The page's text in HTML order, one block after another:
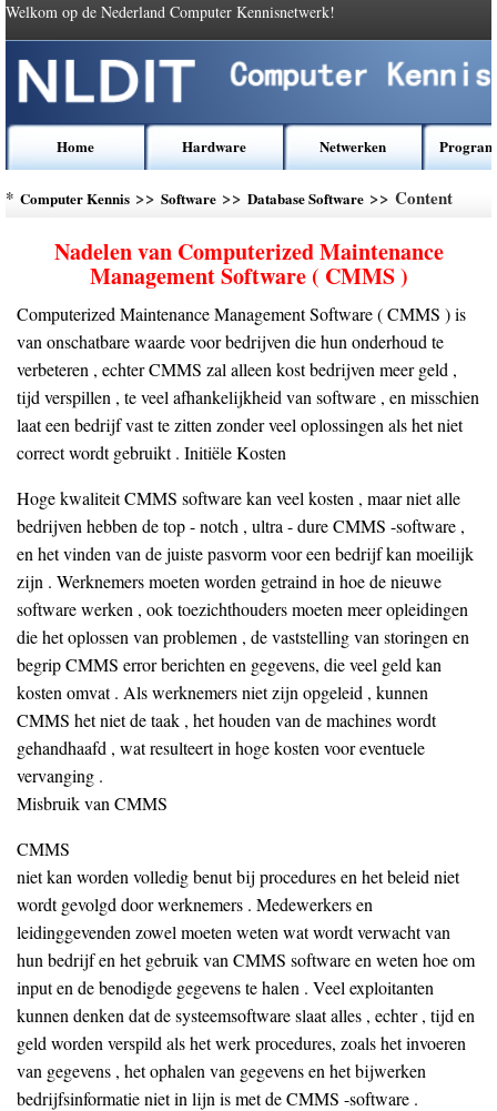
Welkom op de Nederland Computer Kennisnetwerk!
Home Hardware Netwerken
* Computer Kennis >> Software >> Database Software >> Content
Nadelen van Computerized Maintenance
Management Software ( CMMS )
Computerized Maintenance Management Software ( CMMS ) is
van onschatbare waarde voor bedrijven die hun onderhoud te
verbeteren , echter CMMS zal alleen kost bedrijven meer geld ,
tijd verspillen , te veel afhankelijkheid van software , en misschien
laat een bedrijf vast te zitten zonder veel oplossingen als het niet
correct wordt gebruikt . Initiële Kosten
Hoge kwaliteit CMMS software kan veel kosten , maar niet alle
bedrijven hebben de top - notch , ultra - dure CMMS -software ,
en het vinden van de juiste pasvorm voor een bedrijf kan moeilijk
zijn . Werknemers moeten worden getraind in hoe de nieuwe
software werken , ook toezichthouders moeten meer opleidingen
die het oplossen van problemen , de vaststelling van storingen en
begrip CMMS error berichten en gegevens, die veel geld kan
kosten omvat . Als werknemers niet zijn opgeleid , kunnen
CMMS het niet de taak , het houden van de machines wordt
gehandhaafd , wat resulteert in hoge kosten voor eventuele
vervanging .
Misbruik van CMMS
CMMS
niet kan worden volledig benut bij procedures en het beleid niet
wordt gevolgd door werknemers . Medewerkers en
leidinggevenden zowel moeten weten wat wordt verwacht van
hun bedrijf en het gebruik van CMMS software en weten hoe om
input en de benodigde gegevens te halen . Veel exploitanten
kunnen denken dat de systeemsoftware slaat alles , echter , tijd en
geld worden verspild als het werk procedures, zoals het invoeren
van gegevens , het ophalen van gegevens en het bijwerken
bedrijfsinformatie niet in lijn is met de CMMS -software .